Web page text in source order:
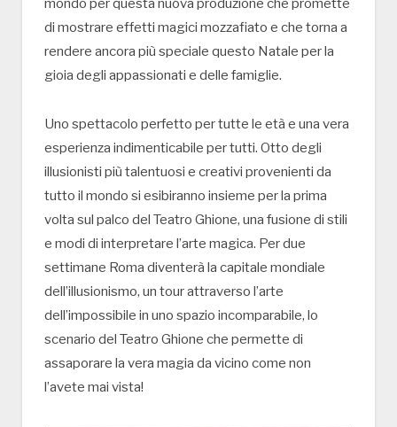
mondo per questa nuova produzione che promette
di mostrare effetti magici mozzafiato e che torna a
rendere ancora più speciale questo Natale per la
gioia degli appassionati e delle famiglie.
Uno spettacolo perfetto per tutte le età e una vera
esperienza indimenticabile per tutti. Otto degli
illusionisti più talentuosi e creativi provenienti da
tutto il mondo si esibiranno insieme per la prima
volta sul palco del Teatro Ghione, una fusione di stili
e modi di interpretare l’arte magica. Per due
settimane Roma diventerà la capitale mondiale
dell’illusionismo, un tour attraverso l’arte
dell’impossibile in uno spazio incomparabile, lo
scenario del Teatro Ghione che permette di
assaporare la vera magia da vicino come non
l’avete mai vista!